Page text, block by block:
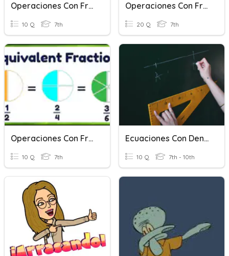
Operaciones Con Fracciones
10 Q 7th
Operaciones Con Fracciones
20 Q 7th
Operaciones Con Fracciones
10 Q 7th
Ecuaciones Con Denominador Sencillas
10 Q 7th - 10th